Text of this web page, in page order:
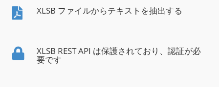
XLSB ファイルからテキストを抽出する
XLSB REST API は保護されており、認証が必
要です